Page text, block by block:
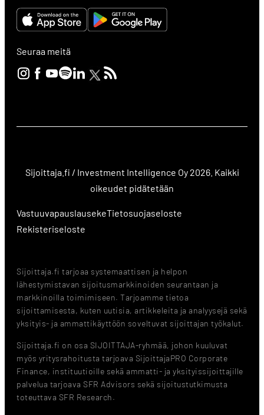
Seuraa meitä
Sijoittaja.fi / Investment Intelligence Oy 2026. Kaikki
oikeudet pidätetään
VastuuvapauslausekeTietosuojaseloste
Rekisteriseloste
Sijoittaja.fi tarjoaa systemaattisen ja helpon
lähestymistavan sijoitusmarkkinoiden seurantaan ja
markkinoilla toimimiseen. Tarjoamme tietoa
sijoittamisesta, kuten uutisia, artikkeleita ja analyysejä sekä
yksityis- ja ammattikäyttöön soveltuvat sijoittajan työkalut.
Sijoittaja.fi on osa SIJOITTAJA-ryhmää, johon kuuluvat
myös yritysrahoitusta tarjoava SijoittajaPRO Corporate
Finance, instituutioille sekä ammatti- ja yksityissijoittajille
palvelua tarjoava SFR Advisors sekä sijoitustutkimusta
toteuttava SFR Research.